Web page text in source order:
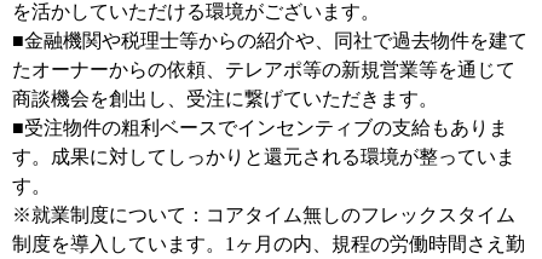
を活かしていただける環境がございます。
■金融機関や税理士等からの紹介や、同社で過去物件を建て
たオーナーからの依頼、テレアポ等の新規営業等を通じて
商談機会を創出し、受注に繋げていただきます。
■受注物件の粗利ベースでインセンティブの支給もありま
す。成果に対してしっかりと還元される環境が整っていま
す。
※就業制度について：コアタイム無しのフレックスタイム
制度を導入しています。1ヶ月の内、規程の労働時間さえ勤